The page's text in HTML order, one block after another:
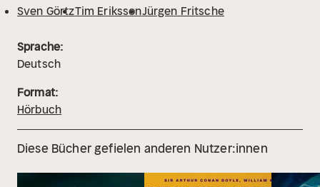
Sven GörtzTim ErikssonJürgen Fritsche
Sprache:
Deutsch
Format:
Hörbuch
Diese Bücher gefielen anderen Nutzer:innen